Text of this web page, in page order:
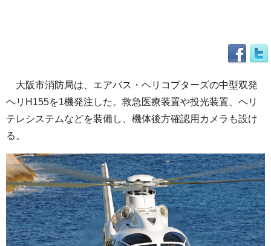
大阪市消防局は、エアバス・ヘリコプターズの中型双発
ヘリH155を1機発注した。救急医療装置や投光装置、ヘリ
テレシステムなどを装備し、機体後方確認用カメラも設け
る。